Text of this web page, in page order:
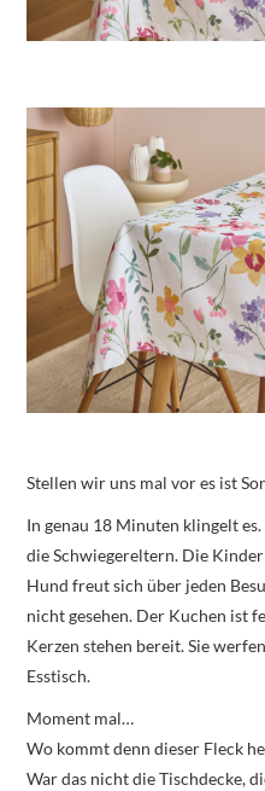
Stellen wir uns mal vor es ist
In genau 18 Minuten klingelt
die Schwiegereltern. Die
Hund freut sich über jeden
nicht gesehen. Der Kuchen ist
Kerzen stehen bereit. Sie
Esstisch.
Moment mal…
Wo kommt denn dieser Fleck
War das nicht die Tischdecke,